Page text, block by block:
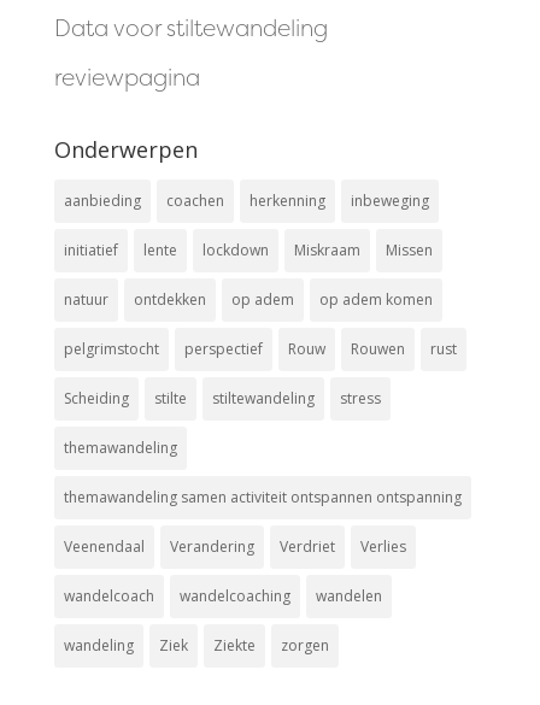
Data voor stiltewandeling
reviewpagina
Onderwerpen
aanbieding coachen herkenning inbeweging
initiatief lente lockdown Miskraam Missen
natuur ontdekken op adem op adem komen
pelgrimstocht perspectief Rouw Rouwen rust
Scheiding stilte stiltewandeling stress
themawandeling
themawandeling samen activiteit ontspannen ontspanning
Veenendaal Verandering Verdriet Verlies
wandelcoach wandelcoaching wandelen
wandeling Ziek Ziekte zorgen